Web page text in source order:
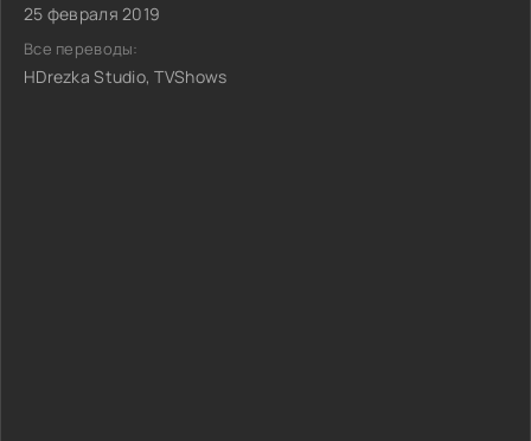
25 февраля 2019
Все переводы:
HDrezka Studio, TVShows